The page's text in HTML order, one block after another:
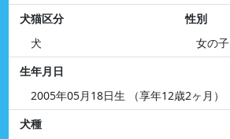
犬猫区分
犬
性別
女の子
生年月日
2005年05月18日生 （享年12歳2ヶ月）
犬種